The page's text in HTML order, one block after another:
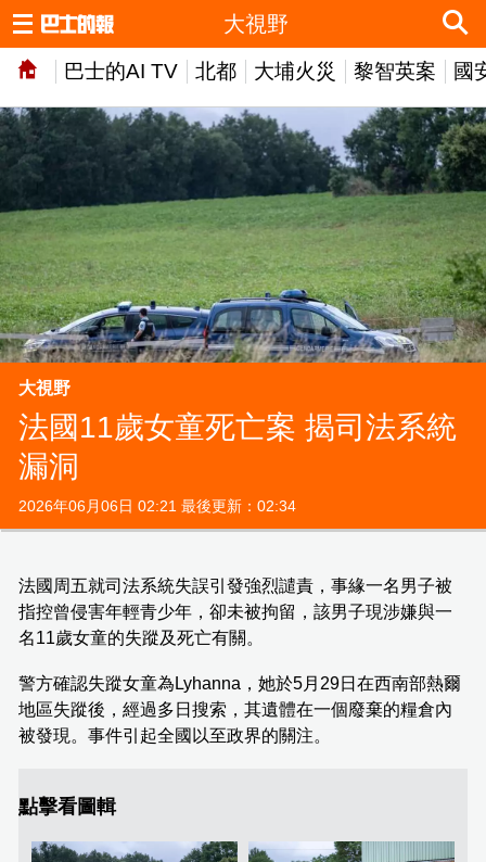
巴士的AI TV 北都 大埔火災 黎智英案 國
大視野
大視野
法國11歲女童死亡案 揭司法系統
漏洞
2026年06月06日 02:21 最後更新：02:34
法國周五就司法系統失誤引發強烈譴責，事緣一名男子被
指控曾侵害年輕青少年，卻未被拘留，該男子現涉嫌與一
名11歲女童的失蹤及死亡有關。
警方確認失蹤女童為Lyhanna，她於5月29日在西南部熱爾
地區失蹤後，經過多日搜索，其遺體在一個廢棄的糧倉內
被發現。事件引起全國以至政界的關注。
點擊看圖輯